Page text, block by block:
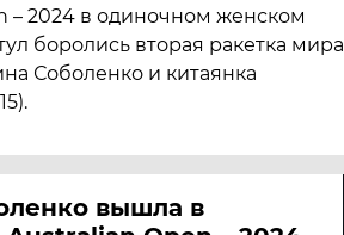
– 2024 в одиночном женском
боролись вторая ракетка мира
Соболенко и китаянка
вышла в